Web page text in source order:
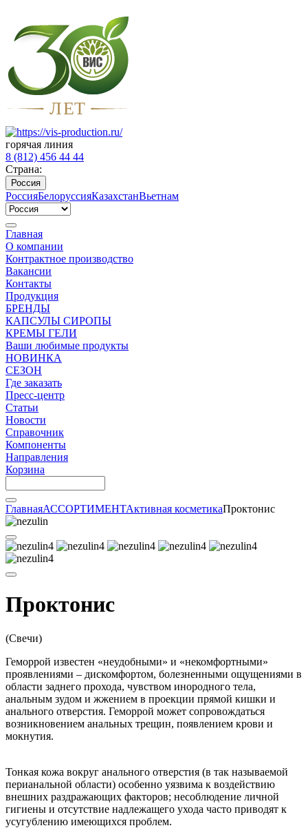
ЛЕТ
горячая линия
8 (812) 456 44 44
Страна:
Россия
РоссияБелоруссияКазахстанВьетнам
Главная
О компании
Контрактное производство
Вакансии
Контакты
Продукция
БРЕНДЫ
КАПСУЛЫ СИРОПЫ
КРЕМЫ ГЕЛИ
Ваши любимые продукты
НОВИНКА
СЕЗОН
Где заказать
Пресс-центр
Статьи
Новости
Справочник
Компоненты
Направления
Корзина
ГлавнаяАССОРТИМЕНТАктивная косметикаПроктонис
Проктонис
(Свечи)
Геморрой известен «неудобными» и «некомфортными»
проявлениями – дискомфортом, болезненными ощущениями в
области заднего прохода, чувством инородного тела,
анальным зудом и жжением в проекции прямой кишки и
анального отверстия. Геморрой может сопровождаться
возникновением анальных трещин, появлением крови и
мокнутия.
Тонкая кожа вокруг анального отверстия (в так называемой
перианальной области) особенно уязвима к воздействию
внешних раздражающих факторов; несоблюдение личной
гигиены и отсутствие надлежащего ухода часто приводят к
усугублению имеющихся проблем.